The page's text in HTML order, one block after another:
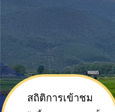
สถิติการเข้าชม